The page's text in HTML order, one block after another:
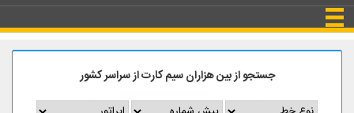
جستجو از بین هزاران سیم کارت از سراسر کشور